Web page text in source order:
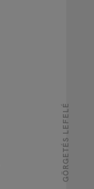
GÖRGETÉS LEFELÉ